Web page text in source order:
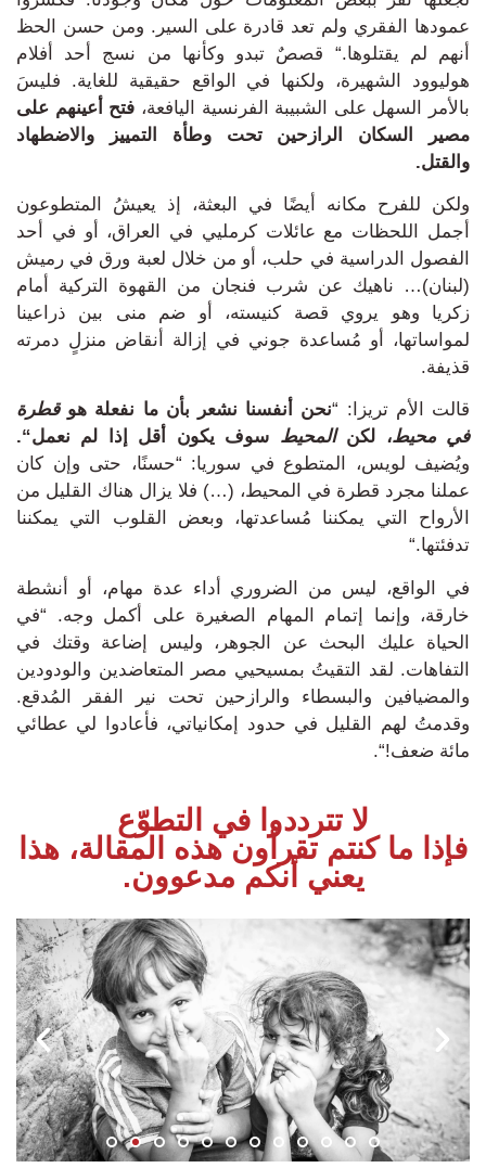
عمودها الفقري ولم تعد قادرة على السير. ومن حسن الحظ
أنهم لم يقتلوها.“ قصصٌ تبدو وكأنها من نسج أحد أفلام
هوليوود الشهيرة، ولكنها في الواقع حقيقية للغاية. فليسَ
بالأمر السهل على الشبيبة الفرنسية اليافعة، فتح أعينهم على
مصير السكان الرازحين تحت وطأة التمييز والاضطهاد
والقتل.
ولكن للفرح مكانه أيضًا في البعثة، إذ يعيشُ المتطوعون
أجمل اللحظات مع عائلات كرمليي في العراق، أو في أحد
الفصول الدراسية في حلب، أو من خلال لعبة ورق في رميش
(لبنان)… ناهيك عن شرب فنجان من القهوة التركية أمام
زكريا وهو يروي قصة كنيسته، أو ضم منى بين ذراعينا
لمواساتها، أو مُساعدة جوني في إزالة أنقاض منزلٍ دمرته
قذيفة.
قالت الأم تريزا: “نحن أنفسنا نشعر بأن ما نفعلة هوقطرة
في محيط، لكنالمحيط سوف يكون أقل إذا لم نعمل“.
ويُضيف لويس، المتطوع في سوريا: “حسنًا، حتى وإن كان
عملنا مجرد قطرة في المحيط، (…) فلا يزال هناك القليل من
الأرواح التي يمكننا مُساعدتها، وبعض القلوب التي يمكننا
تدفئتها.“
في الواقع، ليس من الضروري أداء عدة مهام، أو أنشطة
خارقة، وإنما إتمام المهام الصغيرة على أكمل وجه.
“في
الحياة عليك البحث عن الجوهر، وليس إضاعة وقتك في
التفاهات. لقد التقيتُ بمسيحيي مصر المتعاضدين والودودين
والمضيافين والبسطاء والرازحين تحت نير الفقر المُدقع.
وقدمتُ لهم
القليل في حدود إمكانياتي، فأعادوا لي عطائي
مائة ضعف!“.
لا تترددوا في التطوّع
فإذا ما كنتم تقرأون هذه المقالة، هذا
يعني أنكم مدعوون.